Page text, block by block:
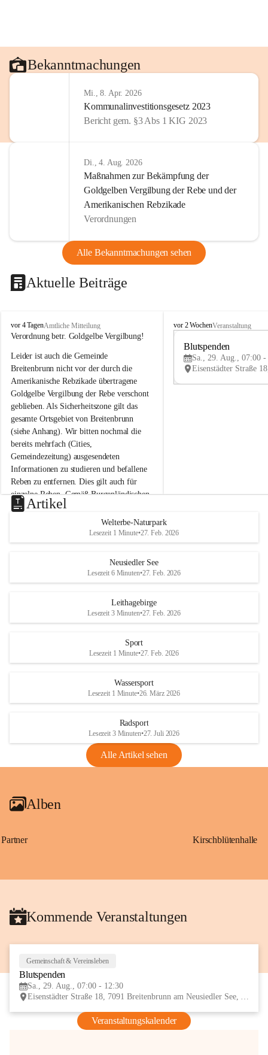
Bekanntmachungen
Mi., 8. Apr. 2026
Kommunalinvestitionsgesetz 2023
Bericht gem. §3 Abs 1 KIG 2023
Di., 4. Aug. 2026
Maßnahmen zur Bekämpfung der
Goldgelben Vergilbung der Rebe und der
Amerikanischen Rebzikade
Verordnungen
Alle Bekanntmachungen sehen
Aktuelle Beiträge
B
r
i
t
e
n
b
r
u
n
n
a
m
N
e
u
s
d
S
vor 4 TagenAmtliche Mitteilung
Verordnung betr. Goldgelbe Vergilbung!
Leider ist auch die Gemeinde
Breitenbrunn nicht vor der durch die
Amerikanische Rebzikade übertragene
Goldgelbe Vergilbung der Rebe verschont
geblieben. Als Sicherheitszone gilt das
gesamte Ortsgebiet von Breitenbrunn
(siehe Anhang). Wir bitten nochmal die
bereits mehrfach (Cities,
Gemeindezeitung) ausgesendeten
Informationen zu studieren und befallene
Reben zu entfernen. Dies gilt auch für
einzelne Reben. Gemäß Burgenländischen
Weinbaugesetz sind nicht gepflegte oder
unzulässige Weingärten zu roden! Bitte
helfen wir zusammen um unsere Winzer
vor den prognostizierten Ernteausfällen
und den daraus folgenden wirtschaftlichen
Maßnahmen zur Bekämpfung
Rebe und der Amerikanischen
Anhang VBl. EU Nr. 18
1 Seite•1,4 MB
VBl. EU Nr. 18_2026
B
e
u
e
d
r
S
vor 2 WochenVeranstaltung
Blutspenden
Sa., 29. Aug., 07:00 -
Artikel
Welterbe-Naturpark
Lesezeit 1 Minute•27. Feb. 2026
Neusiedler See
Lesezeit 6 Minuten•27. Feb. 2026
Leithagebirge
Lesezeit 3 Minuten•27. Feb. 2026
Sport
Lesezeit 1 Minute•27. Feb. 2026
Wassersport
Lesezeit 1 Minute•26. März 2026
Radsport
Lesezeit 3 Minuten•27. Juli 2026
Alle Artikel sehen
Alben
Partner Kirschblütenhalle
Kommende Veranstaltungen
Gemeinschaft & Vereinsleben
Blutspenden
Sa., 29. Aug., 07:00 - 12:30
Eisenstädter Straße 18, 7091 Breitenbrunn am Neusiedler See, AUT
Veranstaltungskalender